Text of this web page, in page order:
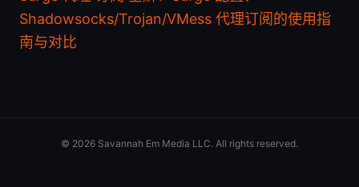
Shadowsocks/Trojan/VMess 代理订阅的使用指
南与对比
© 2026 Savannah Em Media LLC. All rights reserved.